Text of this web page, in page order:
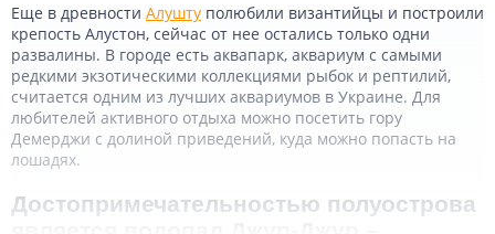
Еще в древности Алушту полюбили византийцы и построили
крепость Алустон, сейчас от нее остались только одни
развалины. В городе есть аквапарк, аквариум с самыми
редкими экзотическими коллекциями рыбок и рептилий,
считается одним из лучших аквариумов в Украине. Для
любителей активного отдыха можно посетить гору
Демерджи с долиной приведений, куда можно попасть на
лошадях.
Достопримечательностью полуострова